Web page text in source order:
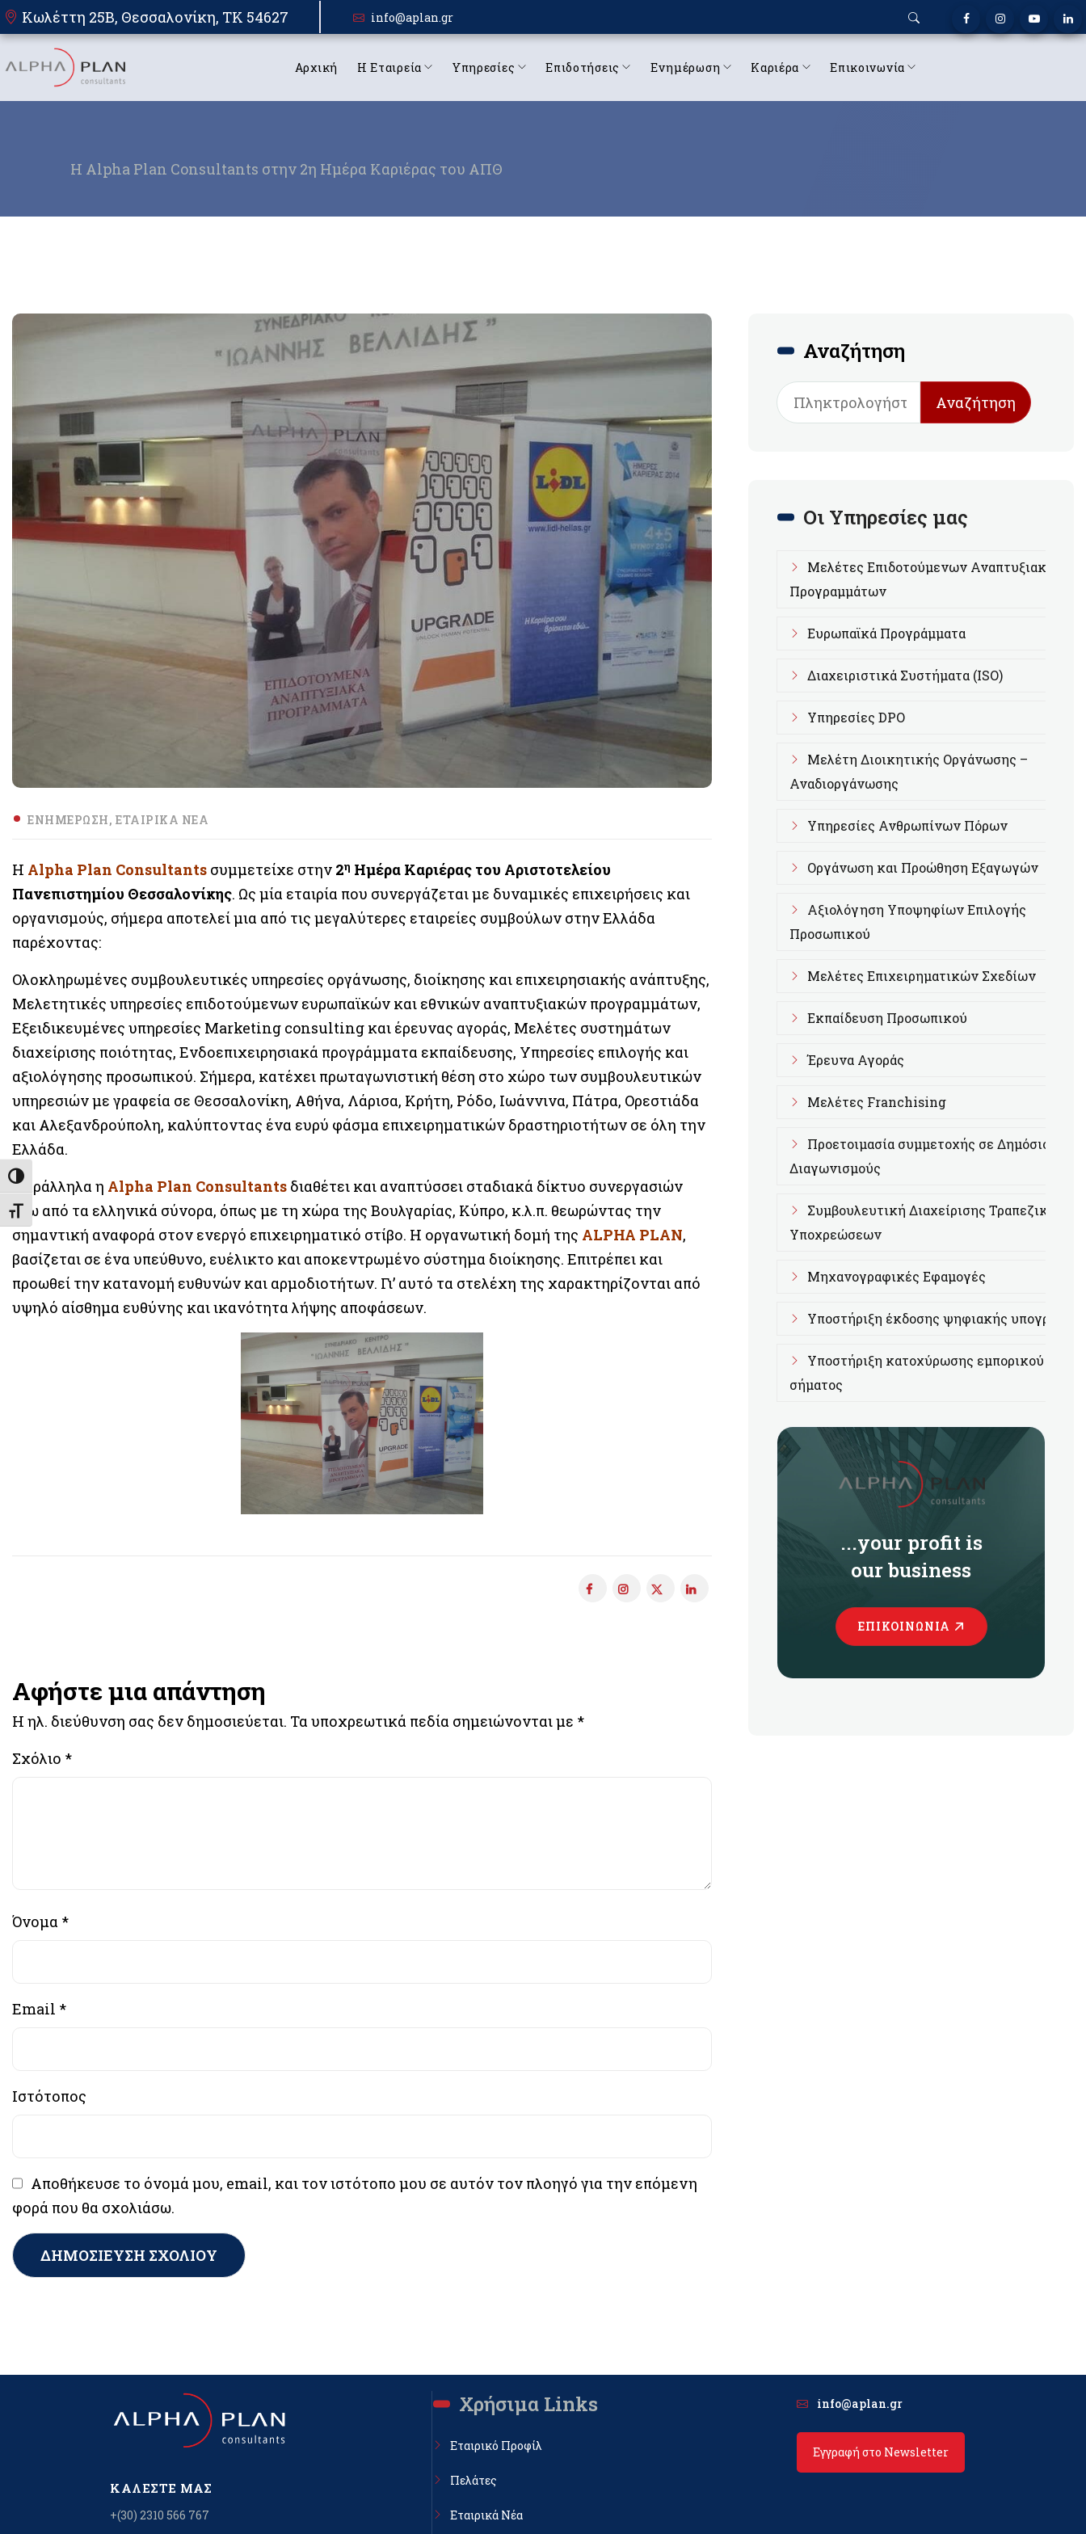
Εναλλαγή Υψηλής Αντίθεσης
Εναλλαγή Μεγέθους Γραμμάτων
Κωλέττη 25Β, Θεσσαλονίκη, TK 54627 info@aplan.gr
Αρχική Η Εταιρεία Υπηρεσίες Επιδοτήσεις Ενημέρωση Καριέρα Επικοινωνία
Η Alpha Plan Consultants στην 2η Ημέρα Καριέρας του ΑΠΘ
ΕΝΗΜΈΡΩΣΗ ΕΤΑΙΡΙΚΆ ΝΈΑ
Η Alpha Plan Consultants συμμετείχε στην 2η Ημέρα Καριέρας του Αριστοτελείου
Πανεπιστημίου Θεσσαλονίκης. Ως μία εταιρία που συνεργάζεται με δυναμικές επιχειρήσεις και
οργανισμούς, σήμερα αποτελεί μια από τις μεγαλύτερες εταιρείες συμβούλων στην Ελλάδα
παρέχοντας:
Ολοκληρωμένες συμβουλευτικές υπηρεσίες οργάνωσης, διοίκησης και επιχειρησιακής ανάπτυξης,
Μελετητικές υπηρεσίες επιδοτούμενων ευρωπαϊκών και εθνικών αναπτυξιακών προγραμμάτων,
Εξειδικευμένες υπηρεσίες Marketing consulting και έρευνας αγοράς, Μελέτες συστημάτων
διαχείρισης ποιότητας, Ενδοεπιχειρησιακά προγράμματα εκπαίδευσης, Υπηρεσίες επιλογής και
αξιολόγησης προσωπικού. Σήμερα, κατέχει πρωταγωνιστική θέση στο χώρο των συμβουλευτικών
υπηρεσιών με γραφεία σε Θεσσαλονίκη, Αθήνα, Λάρισα, Κρήτη, Ρόδο, Ιωάννινα, Πάτρα, Ορεστιάδα
και Αλεξανδρούπολη, καλύπτοντας ένα ευρύ φάσμα επιχειρηματικών δραστηριοτήτων σε όλη την
Ελλάδα.
Παράλληλα η Alpha Plan Consultants διαθέτει και αναπτύσσει σταδιακά δίκτυο συνεργασιών
έξω από τα ελληνικά σύνορα, όπως με τη χώρα της Βουλγαρίας, Κύπρο, κ.λ.π. θεωρώντας την
σημαντική αναφορά στον ενεργό επιχειρηματικό στίβο. Η οργανωτική δομή της ALPHA PLAN,
βασίζεται σε ένα υπεύθυνο, ευέλικτο και αποκεντρωμένο σύστημα διοίκησης. Επιτρέπει και
προωθεί την κατανομή ευθυνών και αρμοδιοτήτων. Γι’ αυτό τα στελέχη της χαρακτηρίζονται από
υψηλό αίσθημα ευθύνης και ικανότητα λήψης αποφάσεων.
Αφήστε μια απάντηση
Η ηλ. διεύθυνση σας δεν δημοσιεύεται. Τα υποχρεωτικά πεδία σημειώνονται με *
Σχόλιο *
Όνομα *
Email *
Ιστότοπος
Αποθήκευσε το όνομά μου, email, και τον ιστότοπο μου σε αυτόν τον πλοηγό για την επόμενη
φορά που θα σχολιάσω.
Αναζήτηση
Αναζήτηση
Οι Υπηρεσίες μας
Μελέτες Επιδοτούμενων Αναπτυξιακών
Προγραμμάτων
Ευρωπαϊκά Προγράμματα
Διαχειριστικά Συστήματα (ISO)
Υπηρεσίες DPO
Μελέτη Διοικητικής Οργάνωσης –
Αναδιοργάνωσης
Υπηρεσίες Ανθρωπίνων Πόρων
Οργάνωση και Προώθηση Εξαγωγών
Αξιολόγηση Υποψηφίων Επιλογής
Προσωπικού
Μελέτες Επιχειρηματικών Σχεδίων
Εκπαίδευση Προσωπικού
Έρευνα Αγοράς
Μελέτες Franchising
Προετοιμασία συμμετοχής σε Δημόσιους
Διαγωνισμούς
Συμβουλευτική Διαχείρισης Τραπεζικών
Υποχρεώσεων
Μηχανογραφικές Εφαμογές
Υποστήριξη έκδοσης ψηφιακής υπογραφής
Υποστήριξη κατοχύρωσης εμπορικού
σήματος
...your profit is
our business
ΕΠΙΚΟΙΝΩΝΊΑ
ΚΑΛΈΣΤΕ ΜΑΣ
+(30) 2310 566 767
Χρήσιμα Links
Εταιρικό Προφίλ
Πελάτες
Εταιρικά Νέα
info@aplan.gr
Εγγραφή στο Newsletter